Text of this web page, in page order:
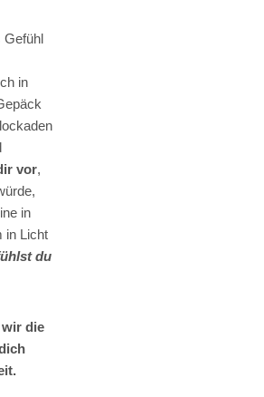
Gefühl
in
vor,
in
in Licht
du
wir die